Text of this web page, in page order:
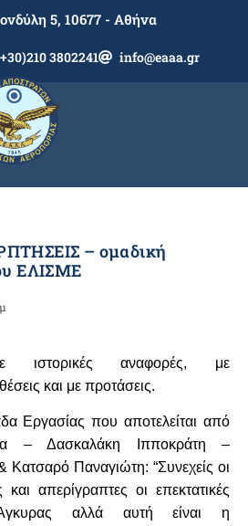
5, 10677 - Αθήνα
3802241 info@eaaa.gr
– ομαδική
ΕΛΙΣΜΕ
ιστορικές αναφορές, με
και με προτάσεις.
Εργασίας που αποτελείται από
– Δασκαλάκη Ιπποκράτη –
Κατσαρό Παναγιώτη: “Συνεχείς οι
και απερίγραπτες οι επεκτατικές
Άγκυρας αλλά αυτή είναι η